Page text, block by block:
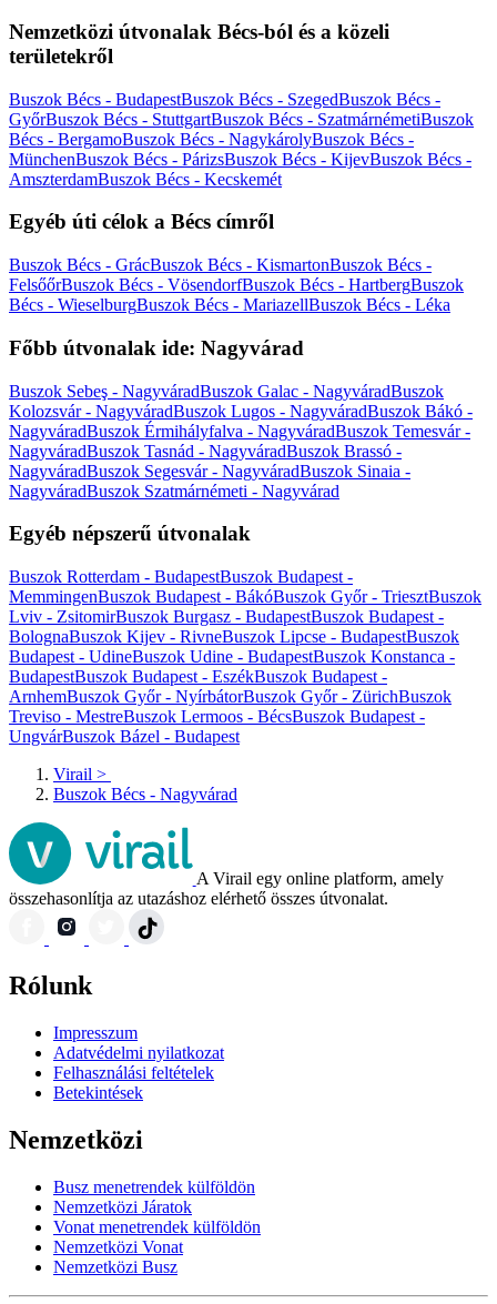
Nemzetközi útvonalak Bécs-ból és a közeli
területekről
Buszok Bécs - BudapestBuszok Bécs - SzegedBuszok Bécs -
GyőrBuszok Bécs - StuttgartBuszok Bécs - SzatmárnémetiBuszok
Bécs - BergamoBuszok Bécs - NagykárolyBuszok Bécs -
MünchenBuszok Bécs - PárizsBuszok Bécs - KijevBuszok Bécs -
AmszterdamBuszok Bécs - Kecskemét
Egyéb úti célok a Bécs címről
Buszok Bécs - GrácBuszok Bécs - KismartonBuszok Bécs -
FelsőőrBuszok Bécs - VösendorfBuszok Bécs - HartbergBuszok
Bécs - WieselburgBuszok Bécs - MariazellBuszok Bécs - Léka
Főbb útvonalak ide: Nagyvárad
Buszok Sebeş - NagyváradBuszok Galac - NagyváradBuszok
Kolozsvár - NagyváradBuszok Lugos - NagyváradBuszok Bákó -
NagyváradBuszok Érmihályfalva - NagyváradBuszok Temesvár -
NagyváradBuszok Tasnád - NagyváradBuszok Brassó -
NagyváradBuszok Segesvár - NagyváradBuszok Sinaia -
NagyváradBuszok Szatmárnémeti - Nagyvárad
Egyéb népszerű útvonalak
Buszok Rotterdam - BudapestBuszok Budapest -
MemmingenBuszok Budapest - BákóBuszok Győr - TriesztBuszok
Lviv - ZsitomirBuszok Burgasz - BudapestBuszok Budapest -
BolognaBuszok Kijev - RivneBuszok Lipcse - BudapestBuszok
Budapest - UdineBuszok Udine - BudapestBuszok Konstanca -
BudapestBuszok Budapest - EszékBuszok Budapest -
ArnhemBuszok Győr - NyírbátorBuszok Győr - ZürichBuszok
Treviso - MestreBuszok Lermoos - BécsBuszok Budapest -
UngvárBuszok Bázel - Budapest
Virail >
Buszok Bécs - Nagyvárad
A Virail egy online platform, amely
összehasonlítja az utazáshoz elérhető összes útvonalat.
Rólunk
Impresszum
Adatvédelmi nyilatkozat
Felhasználási feltételek
Betekintések
Nemzetközi
Busz menetrendek külföldön
Nemzetközi Járatok
Vonat menetrendek külföldön
Nemzetközi Vonat
Nemzetközi Busz